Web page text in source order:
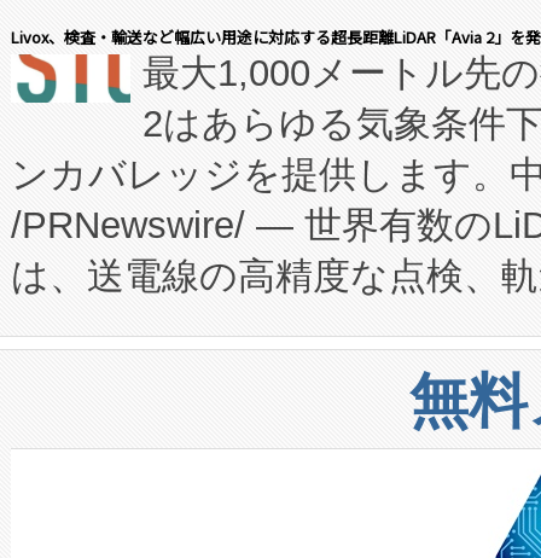
す。FCCM‑を活用した現地生
患者にとっての費用負担を大
のアクセスを大幅に拡大する
Fully-Connected Continuous
プログラムには、施設設計・
に関する技術移転および知的
構造化トレーニングカリキュ
上げおよび商用化段階におけ
設備整備および立ち上げ調整
加組織は、Enzeneのバイオ
選定された製品について、自
会社エーアイ・アンド：本社
President原信平）と、エンタ
ードするVoltaiqは、日本にあ
ーエネルギー貯蔵システム（
た。 Voltaiq独自のAI搭載プラ
定、統合、導入、運用に至る
安全性を追跡し、確保する事
増加しているデータセンター
る電力網に大きな負担をかけ
事業者の負担軽減という課題
系統連系を迅速にし、ピーク
Livox、検査・輸送など幅広い用途に対応する超長距離LiDAR「Avia 2」を
最大1,000メートル先
2はあらゆる気象条件
ンカバレッジを提供します。
/PRNewswire/ — 世界有数の
は、送電線の高精度な点検、
や穀物倉庫におけるバルク材
リューション「Avia 2」を発
したAvia 2は、1,000メート
狭視野のFOVを切り替えるこ
ケーブル、枝などの細かな対
無